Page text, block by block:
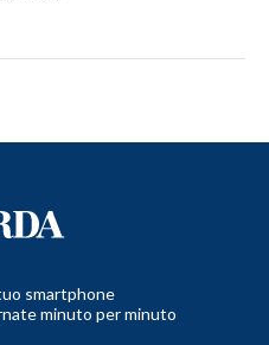
smartphone
minuto per minuto